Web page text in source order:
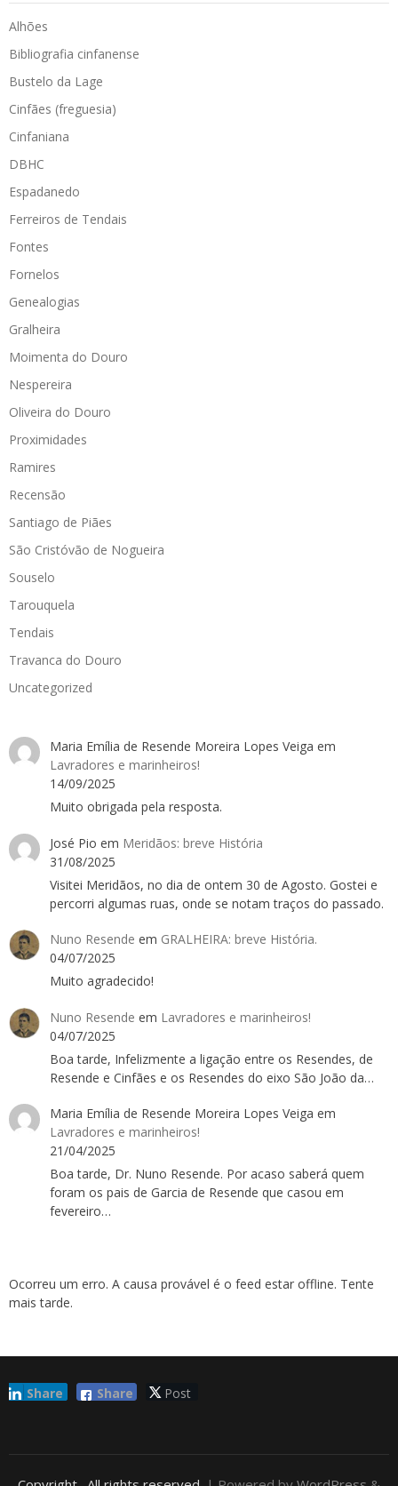
Alhões
Bibliografia cinfanense
Bustelo da Lage
Cinfães (freguesia)
Cinfaniana
DBHC
Espadanedo
Ferreiros de Tendais
Fontes
Fornelos
Genealogias
Gralheira
Moimenta do Douro
Nespereira
Oliveira do Douro
Proximidades
Ramires
Recensão
Santiago de Piães
São Cristóvão de Nogueira
Souselo
Tarouquela
Tendais
Travanca do Douro
Uncategorized
Maria Emília de Resende Moreira Lopes Veiga em
Lavradores e marinheiros!
14/09/2025
Muito obrigada pela resposta.
José Pio em Meridãos: breve História
31/08/2025
Visitei Meridãos, no dia de ontem 30 de Agosto. Gostei e
percorri algumas ruas, onde se notam traços do passado.
Nuno Resende em GRALHEIRA: breve História.
04/07/2025
Muito agradecido!
Nuno Resende em Lavradores e marinheiros!
04/07/2025
Boa tarde, Infelizmente a ligação entre os Resendes, de
Resende e Cinfães e os Resendes do eixo São João da…
Maria Emília de Resende Moreira Lopes Veiga em
Lavradores e marinheiros!
21/04/2025
Boa tarde, Dr. Nuno Resende. Por acaso saberá quem
foram os pais de Garcia de Resende que casou em
fevereiro…
Ocorreu um erro. A causa provável é o feed estar offline. Tente
mais tarde.
Share Post
Share